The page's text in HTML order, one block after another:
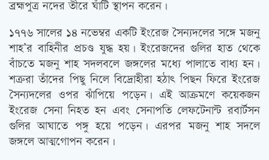
ব্রহ্মপুত্র নদের তীরে ঘাঁটি স্থাপন করেন।
১৭৭৬ সালের ১৪ নভেম্বর একটি ইংরেজ সৈন্যদলের সঙ্গে মজনু
শাহ’র বাহিনীর প্রচণ্ড যুদ্ধ হয়। ইংরেজদের গুলির হাত থেকে
বাঁচতে মজনু শাহ সদলবলে জঙ্গলের মধ্যে পালাতে বাধ্য হন।
শত্রুরা তাঁদের পিছু নিলে বিদ্রোহীরা হঠাৎ পিছন ফিরে ইংরেজ
সৈন্যদলের ওপর ঝাঁপিয়ে পড়েন। এই আক্রমণে কয়েকজন
ইংরেজ সেনা নিহত হন এবং সেনাপতি লেফটেনান্ট রবার্টসন
গুলির আঘাতে পঙ্গু হয়ে পড়েন। এরপর মজনু শাহ সদলে
জঙ্গলে আত্মগোপন করেন।